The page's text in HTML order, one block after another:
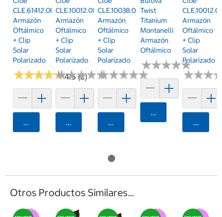
CLE.61412.0RED.54
Armazón
Oftálmico
+ Clip
Solar
Polarizado
★★★★★
★★★★★4.5 (2)
Agregar
CLE.10012.0PNK.57
Armazón
Oftálmico
+ Clip
Solar
Polarizado
★★★★★
★★★★★
Agregar
CLE.10038.0CMP.55
Armazón
Oftálmico
+ Clip
Solar
Polarizado
★★★★★
★★★★★
Agregar
Twist
Titanium
Montanelli
Armazón
Oftálmico
★★★★★
★★★★★
Agregar
Armazón
Oftálmico
+ Clip
Solar
Polarizado
★★★
★★★
Otros Productos Similares...